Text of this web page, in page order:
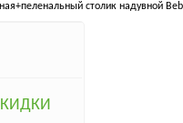
столик надувной